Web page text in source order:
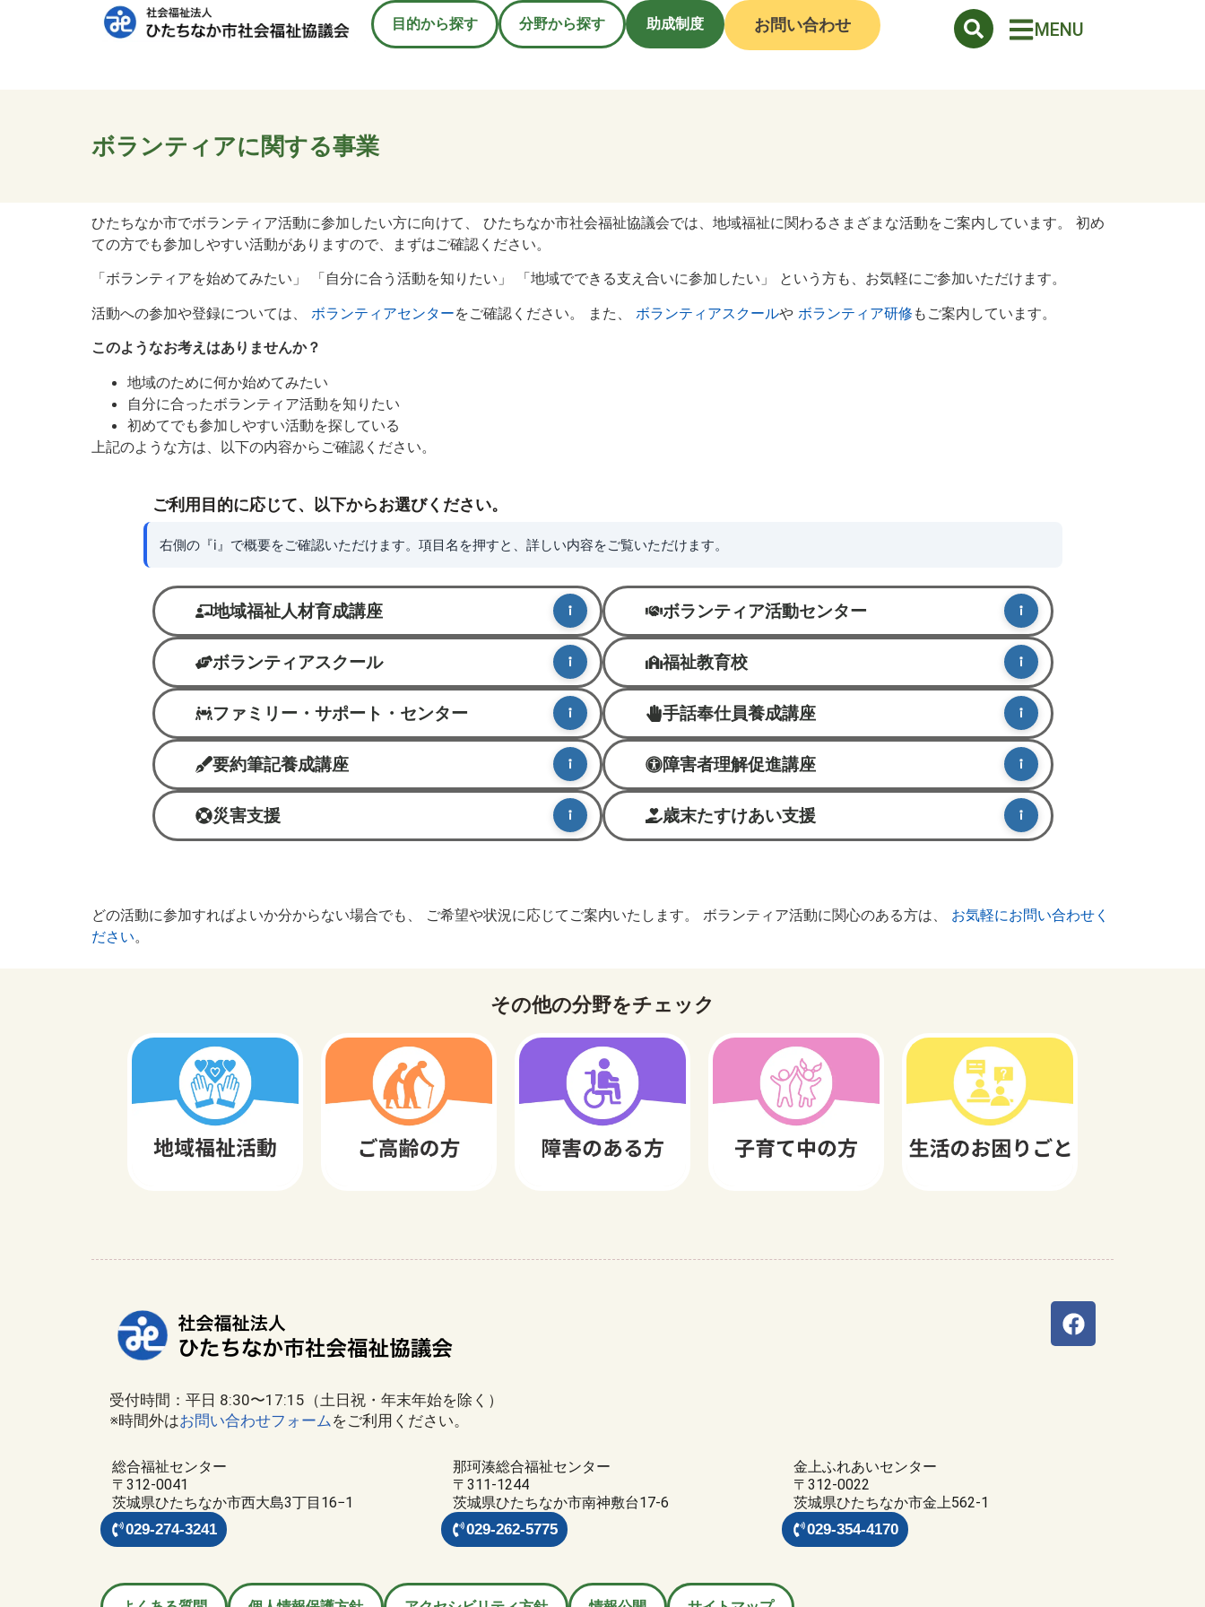
目的から探す 分野から探す 助成制度 お問い合わせ MENU
ボランティアに関する事業
ひたちなか市でボランティア活動に参加したい方に向けて、 ひたちなか市社会福祉協議会では、地域福祉に関わるさまざまな活動をご案内しています。 初め
ての方でも参加しやすい活動がありますので、まずはご確認ください。
「ボランティアを始めてみたい」 「自分に合う活動を知りたい」 「地域でできる支え合いに参加したい」 という方も、お気軽にご参加いただけます。
活動への参加や登録については、 ボランティアセンターをご確認ください。 また、 ボランティアスクールや ボランティア研修 もご案内しています。
このようなお考えはありませんか？
地域のために何か始めてみたい
自分に合ったボランティア活動を知りたい
初めてでも参加しやすい活動を探している
上記のような方は、以下の内容からご確認ください。
ご利用目的に応じて、以下からお選びください。
右側の『i』で概要をご確認いただけます。項目名を押すと、詳しい内容をご覧いただけます。
地域福祉人材育成講座 ボランティア活動センター
ボランティアスクール 福祉教育校
ファミリー・サポート・センター 手話奉仕員養成講座
要約筆記養成講座 障害者理解促進講座
災害支援 歳末たすけあい支援
どの活動に参加すればよいか分からない場合でも、 ご希望や状況に応じてご案内いたします。 ボランティア活動に関心のある方は、 お気軽にお問い合わせく
ださい。
その他の分野をチェック
受付時間：平日 8:30〜17:15（土日祝・年末年始を除く）
※時間外はお問い合わせフォームをご利用ください。
総合福祉センター
〒312-0041
茨城県ひたちなか市西大島3丁目16−1
029-274-3241
那珂湊総合福祉センター
〒311-1244
茨城県ひたちなか市南神敷台17-6
029-262-5775
金上ふれあいセンター
〒312-0022
茨城県ひたちなか市金上562-1
029-354-4170